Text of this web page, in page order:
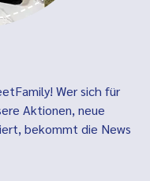
Wer sich für
Aktionen, neue
bekommt die News